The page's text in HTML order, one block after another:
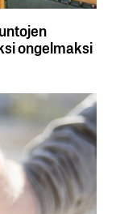
ongelmaksi